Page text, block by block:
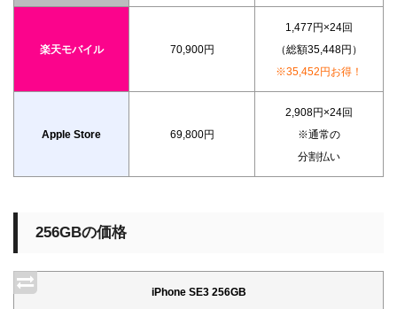
楽天モバイル 70,900円
1,477円×24回
（総額35,448円）
※35,452円お得！
Apple Store 69,800円
2,908円×24回
※通常の
分割払い
256GBの価格
iPhone SE3 256GB